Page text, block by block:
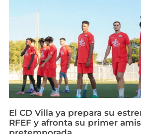
El CD Villa ya prepara su
RFEF y afronta su primer